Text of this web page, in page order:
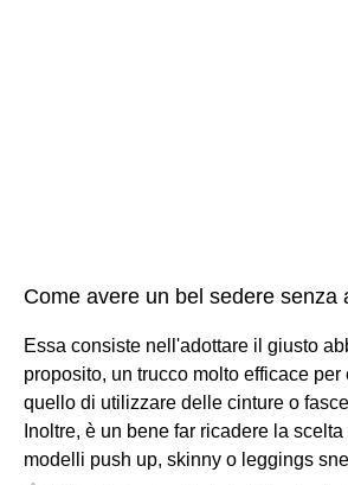
Come avere un bel sedere senza
Essa consiste nell'adottare il giusto
proposito, un trucco molto efficace
quello di utilizzare delle cinture o
Inoltre, è un bene far ricadere la
modelli push up, skinny o leggings